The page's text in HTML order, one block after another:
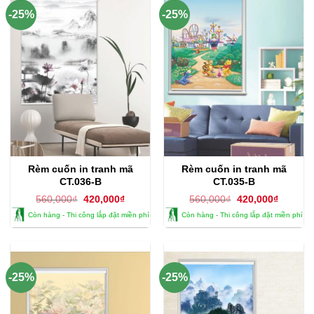
-25%
Rèm cuốn in tranh mã
CT.036-B
560,000₫ Giá
là:
560,000₫.
420,000₫Giá
tại
là:
Còn hàng - Thi công lắp đặt miền phí
-25%
Rèm cuốn in tranh mã
CT.035-B
560,000₫ Giá
là:
560,000₫.
420,000₫Giá
tại
là:
Còn hàng - Thi công lắp đặt miền phí
-25% -25%